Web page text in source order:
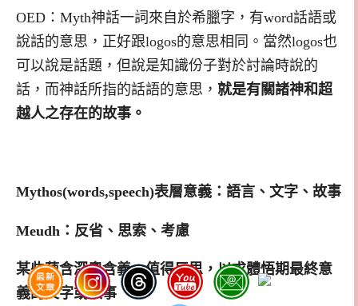
OED：Myth神話一詞來自於希臘字，有word話語或
說話的意思，正好跟logos的意思相同。當然logos也
可以說是話題，但說是知識份子對於討論時說的
話，而神話所指的話語的意思， 就是有關諸神和超
越人之存在的故事。
Mythos(words,speech)表層意義：語言、文字、故事
Meudh ：反省、思索、考慮
某些蘊含深奧含義，值得反思，以求體悟期最終意
義的文字或故事